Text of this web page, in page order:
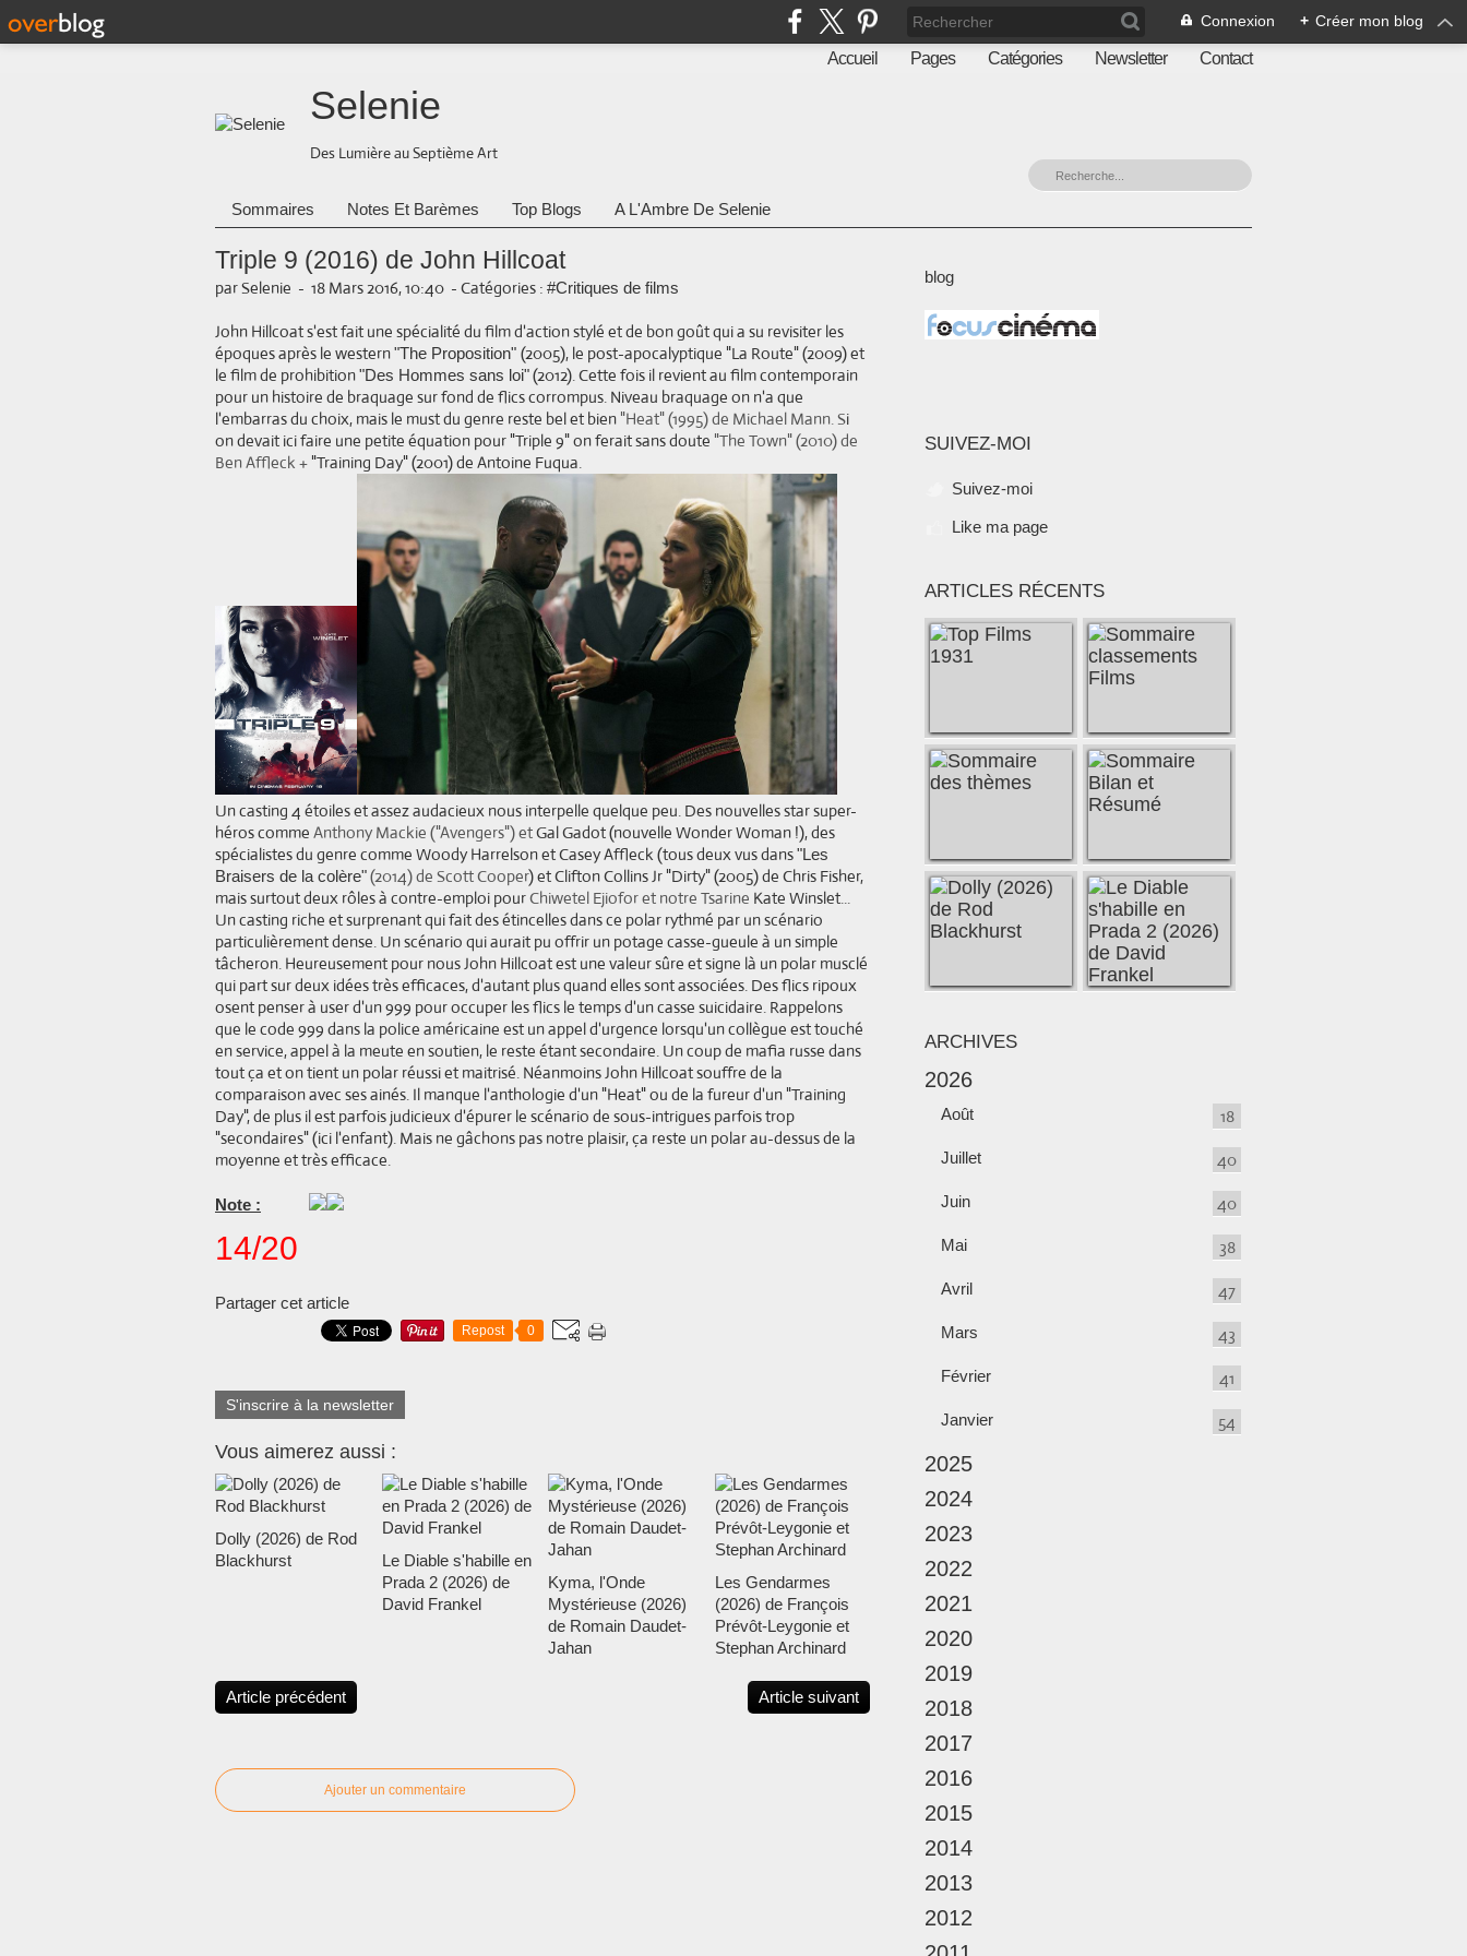
Connexion + Créer mon blog
Accueil Pages Catégories Newsletter Contact
Selenie
Des Lumière au Septième Art
Sommaires Notes Et Barèmes Top Blogs A L'Ambre De Selenie
Triple 9 (2016) de John Hillcoat
par Selenie - 18 Mars 2016, 10:40 - Catégories : #Critiques de films
John Hillcoat s'est fait une spécialité du film d'action stylé et de bon goût qui a su revisiter les
époques après le western"The Proposition" (2005), le post-apocalyptique "La Route" (2009) et
le film de prohibition"Des Hommes sans loi"(2012). Cette fois il revient au film contemporain
pour un histoire de braquage sur fond de flics corrompus. Niveau braquage on n'a que
l'embarras du choix, mais le must du genre reste bel et bien "Heat" (1995) de Michael Mann. Si
on devait ici faire une petite équation pour "Triple 9" on ferait sans doute "The Town" (2010) de
Ben Affleck + "Training Day" (2001) de Antoine Fuqua.
Un casting 4 étoiles et assez audacieux nous interpelle quelque peu. Des nouvelles star super-
héros comme Anthony Mackie ("Avengers") etGal Gadot (nouvelle Wonder Woman !), des
spécialistes du genre comme Woody Harrelson et Casey Affleck (tous deux vus dans"Les
Braisers de la colère"(2014) de Scott Cooper) et Clifton Collins Jr "Dirty" (2005) de Chris Fisher,
mais surtout deux rôles à contre-emploi pourChiwetel Ejiofor et notre Tsarine Kate Winslet...
Un casting riche et surprenant qui fait des étincelles dans ce polar rythmé par un scénario
particulièrement dense. Un scénario qui aurait pu offrir un potage casse-gueule à un simple
tâcheron. Heureusement pour nous John Hillcoat est une valeur sûre et signe là un polar musclé
qui part sur deux idées très efficaces, d'autant plus quand elles sont associées. Des flics ripoux
osent penser à user d'un 999 pour occuper les flics le temps d'un casse suicidaire. Rappelons
que le code 999 dans la police américaine est un appel d'urgence lorsqu'un collègue est touché
en service, appel à la meute en soutien, le reste étant secondaire. Un coup de mafia russe dans
tout ça et on tient un polar réussi et maitrisé. Néanmoins John Hillcoat souffre de la
comparaison avec ses ainés. Il manque l'anthologie d'un "Heat" ou de la fureur d'un "Training
Day", de plus il est parfois judicieux d'épurer le scénario de sous-intrigues parfois trop
"secondaires" (ici l'enfant). Mais ne gâchons pas notre plaisir, ça reste un polar au-dessus de la
moyenne et très efficace.
Note :
14/20
Partager cet article
Repost 0
S'inscrire à la newsletter
Vous aimerez aussi :
Dolly (2026) de Rod
Blackhurst
Le Diable s'habille en
Prada 2 (2026) de
David Frankel
Kyma, l'Onde
Mystérieuse (2026)
de Romain Daudet-
Jahan
Les Gendarmes
(2026) de François
Prévôt-Leygonie et
Stephan Archinard
Article précédent Article suivant
Ajouter un commentaire
blog
SUIVEZ-MOI
Suivez-moi
Like ma page
ARTICLES RÉCENTS
ARCHIVES
2026
Août 18
Juillet 40
Juin 40
Mai 38
Avril 47
Mars 43
Février 41
Janvier 54
2025
2024
2023
2022
2021
2020
2019
2018
2017
2016
2015
2014
2013
2012